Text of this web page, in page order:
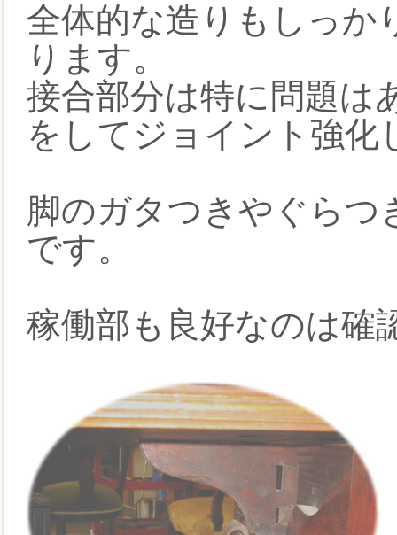
全体的な造りもしっか
ります。
接合部分は特に問題は
をしてジョイント強化
脚のガタつきやぐらつ
です。
稼働部も良好なのは確